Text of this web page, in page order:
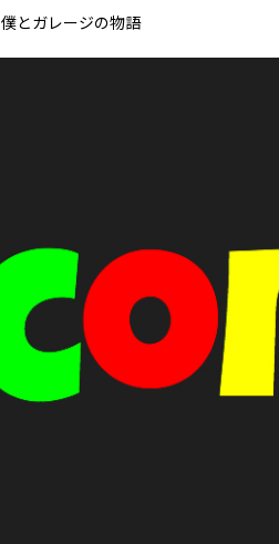
僕とガレージの物語